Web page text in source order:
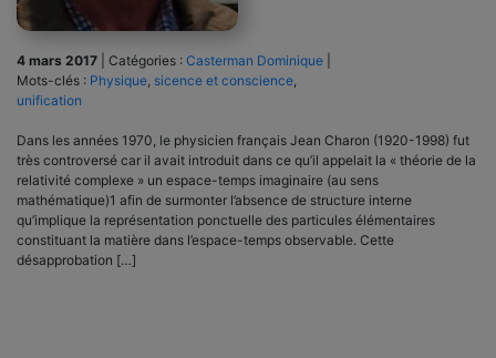
4 mars 2017 Catégories : Casterman Dominique
Mots-clés : Physique sicence et conscience
unification
Dans les années 1970, le physicien français Jean Charon (1920-1998) fut
très controversé car il avait introduit dans ce qu’il appelait la « théorie de la
relativité complexe » un espace-temps imaginaire (au sens
mathématique)1 afin de surmonter l’absence de structure interne
qu’implique la représentation ponctuelle des particules élémentaires
constituant la matière dans l’espace-temps observable. Cette
désapprobation […]